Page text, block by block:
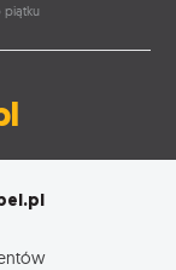
piątku